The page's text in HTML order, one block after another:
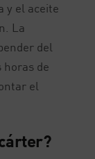
y el aceite
La
del
horas de
el